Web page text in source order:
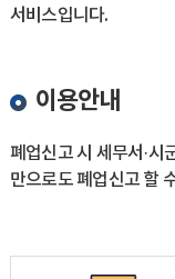
서비스입니다.
이용안내
폐업신고 시 세무서·시
만으로도 폐업신고 할